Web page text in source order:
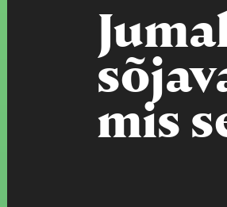
mis